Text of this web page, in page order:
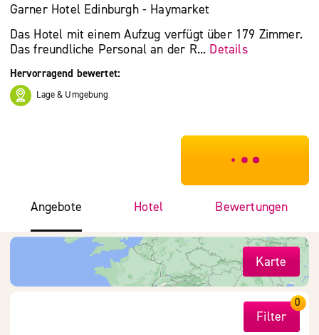
Garner Hotel Edinburgh - Haymarket
Das Hotel mit einem Aufzug verfügt über 179 Zimmer.
Das freundliche Personal an der R... Details
Hervorragend bewertet:
Lage & Umgebung
***************
Angebote Hotel Bewertungen
Karte
Filter
0